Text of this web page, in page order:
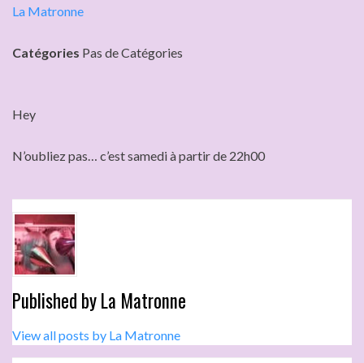
La Matronne
Catégories Pas de Catégories
Hey
N’oubliez pas… c’est samedi à partir de 22h00
Published byLa Matronne
View all posts by La Matronne